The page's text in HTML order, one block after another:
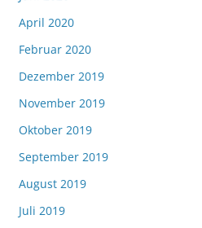
April 2020
Februar 2020
Dezember 2019
November 2019
Oktober 2019
September 2019
August 2019
Juli 2019